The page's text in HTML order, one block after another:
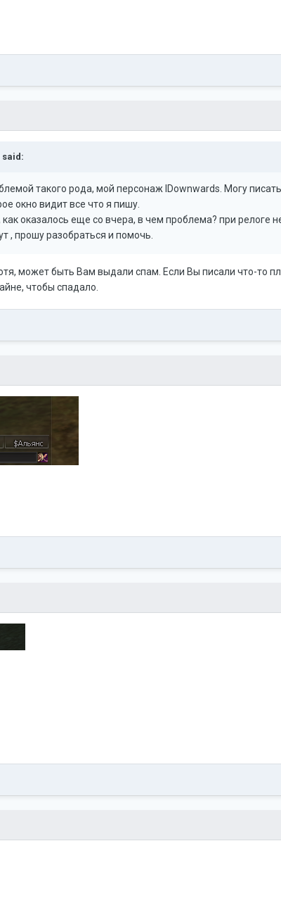
said:
такого рода, мой персонаж lDownwards. Могу
окно видит все что я пишу.
оказалось еще со вчера, в чем проблема? при релоге
, прошу разобраться и помочь.
может быть Вам выдали спам. Если Вы писали что-то
чтобы спадало.